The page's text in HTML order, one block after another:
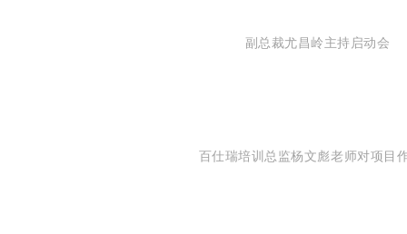
副总裁尤昌岭主持启动会
百仕瑞培训总监杨文彪老师对项目